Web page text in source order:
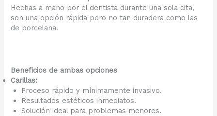
Hechas a mano por el dentista durante una sola cita,
son una opción rápida pero no tan duradera como las
de porcelana.
Beneficios de ambas opciones
Carillas:
Proceso rápido y mínimamente invasivo.
Resultados estéticos inmediatos.
Solución ideal para problemas menores.